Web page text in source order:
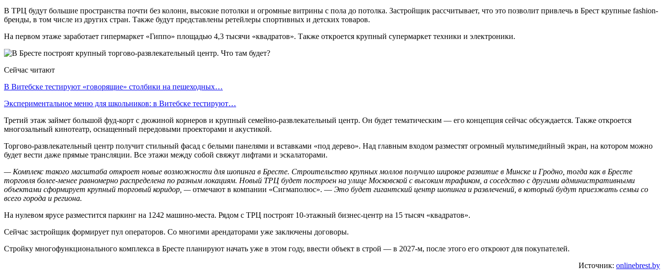
В ТРЦ будут большие пространства почти без колонн, высокие потолки и огромные витрины с пола до потолка. Застройщик рассчитывает, что это позволит привлечь в Брест крупные fashion-
бренды, в том числе из других стран. Также будут представлены ретейлеры спортивных и детских товаров.
На первом этаже заработает гипермаркет «Гиппо» площадью 4,3 тысячи «квадратов». Также откроется крупный супермаркет техники и электроники.
Сейчас читают
В Витебске тестируют «говорящие» столбики на пешеходных…
Экспериментальное меню для школьников: в Витебске тестируют…
Третий этаж займет большой фуд-корт с дюжиной корнеров и крупный семейно-развлекательный центр. Он будет тематическим — его концепция сейчас обсуждается. Также откроется
многозальный кинотеатр, оснащенный передовыми проекторами и акустикой.
Торгово-развлекательный центр получит стильный фасад с белыми панелями и вставками «под дерево». Над главным входом разместят огромный мультимедийный экран, на котором можно
будет вести даже прямые трансляции. Все этажи между собой свяжут лифтами и эскалаторами.
— Комплекс такого масштаба откроет новые возможности для шопинга в Бресте. Строительство крупных моллов получило широкое развитие в Минске и Гродно, тогда как в Бресте
торговля более-менее равномерно распределена по разным локациям. Новый ТРЦ будет построен на улице Московской с высоким трафиком, а соседство с другими административными
объектами сформирует крупный торговый коридор, —отмечают в компании «Сигмаполюс». — Это будет гигантский центр шопинга и развлечений, в который будут приезжать семьи со
всего города и региона.
На нулевом ярусе разместится паркинг на 1242 машино-места. Рядом с ТРЦ построят 10-этажный бизнес-центр на 15 тысяч «квадратов».
Сейчас застройщик формирует пул операторов. Со многими арендаторами уже заключены договоры.
Стройку многофункционального комплекса в Бресте планируют начать уже в этом году, ввести объект в строй — в 2027-м, после этого его откроют для покупателей.
Источник: onlinebrest.by